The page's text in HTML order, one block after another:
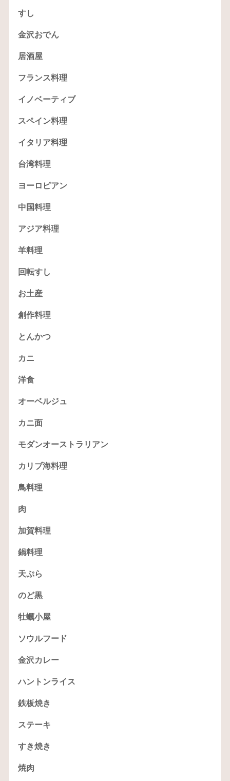
すし
金沢おでん
居酒屋
フランス料理
イノベーティブ
スペイン料理
イタリア料理
台湾料理
ヨーロピアン
中国料理
アジア料理
羊料理
回転すし
お土産
創作料理
とんかつ
カニ
洋食
オーベルジュ
カニ面
モダンオーストラリアン
カリブ海料理
鳥料理
肉
加賀料理
鍋料理
天ぷら
のど黒
牡蠣小屋
ソウルフード
金沢カレー
ハントンライス
鉄板焼き
ステーキ
すき焼き
焼肉